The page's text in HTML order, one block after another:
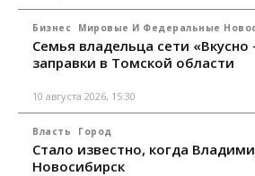
Бизнес Мировые И Федеральные
Семья владельца сети
заправки в Томской области
10 августа 2026, 15:30
Власть Город
Стало известно, когда
Новосибирск